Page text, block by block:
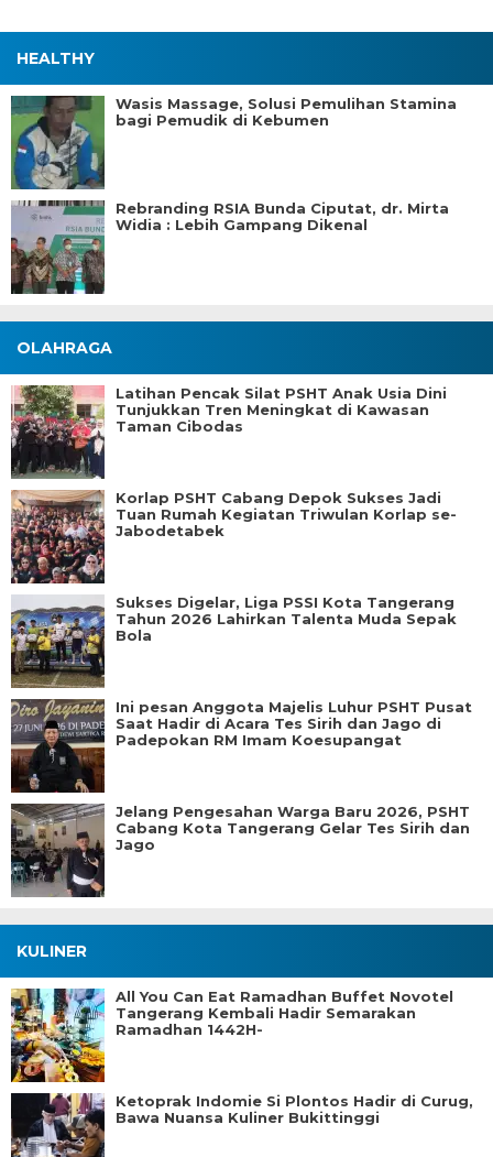
HEALTHY
Wasis Massage, Solusi Pemulihan Stamina
bagi Pemudik di Kebumen
Rebranding RSIA Bunda Ciputat, dr. Mirta
Widia : Lebih Gampang Dikenal
OLAHRAGA
Latihan Pencak Silat PSHT Anak Usia Dini
Tunjukkan Tren Meningkat di Kawasan
Taman Cibodas
Korlap PSHT Cabang Depok Sukses Jadi
Tuan Rumah Kegiatan Triwulan Korlap se-
Jabodetabek
Sukses Digelar, Liga PSSI Kota Tangerang
Tahun 2026 Lahirkan Talenta Muda Sepak
Bola
Ini pesan Anggota Majelis Luhur PSHT Pusat
Saat Hadir di Acara Tes Sirih dan Jago di
Padepokan RM Imam Koesupangat
Jelang Pengesahan Warga Baru 2026, PSHT
Cabang Kota Tangerang Gelar Tes Sirih dan
Jago
KULINER
All You Can Eat Ramadhan Buffet Novotel
Tangerang Kembali Hadir Semarakan
Ramadhan 1442H-
Ketoprak Indomie Si Plontos Hadir di Curug,
Bawa Nuansa Kuliner Bukittinggi